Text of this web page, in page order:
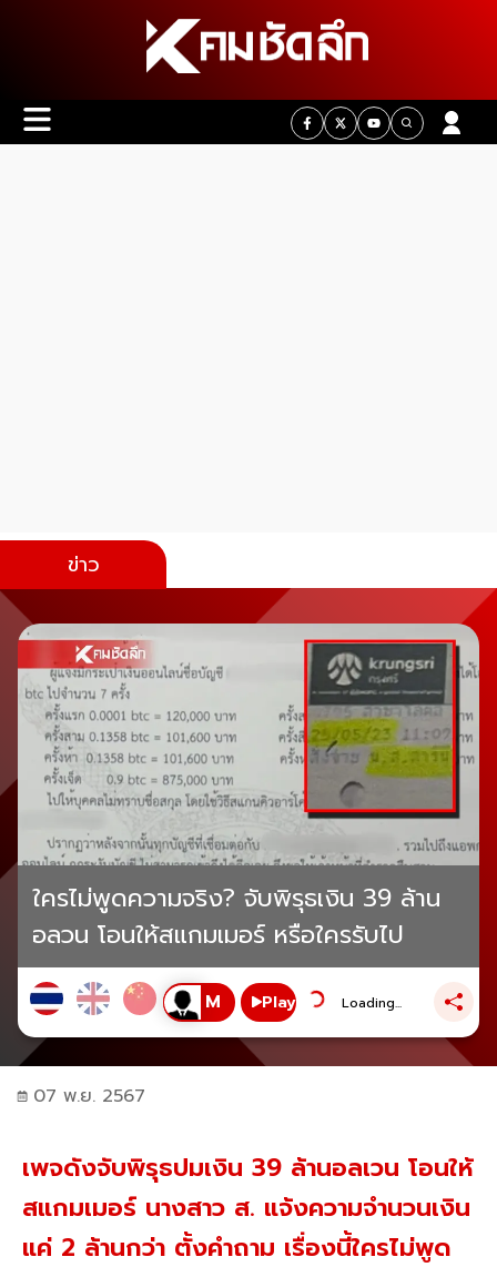
ข่าว
ใครไม่พูดความจริง? จับพิรุธเงิน 39 ล้าน
อลวน โอนให้สแกมเมอร์ หรือใครรับไป
Play Loading...
07 พ.ย. 2567
เพจดังจับพิรุธปมเงิน 39 ล้านอลเวน โอนให้
สแกมเมอร์ นางสาว ส. แจ้งความจำนวนเงิน
แค่ 2 ล้านกว่า ตั้งคำถาม เรื่องนี้ใครไม่พูด